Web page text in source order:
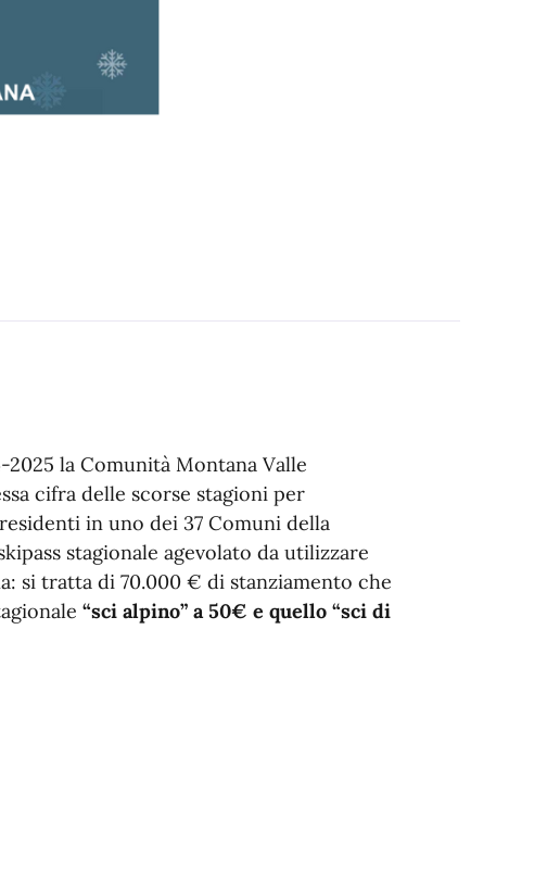
la Comunità Montana Valle
cifra delle scorse stagioni per
in uno dei 37 Comuni della
stagionale agevolato da utilizzare
si tratta di 70.000 € di stanziamento che
“sci alpino” a 50€ e quello “sci di